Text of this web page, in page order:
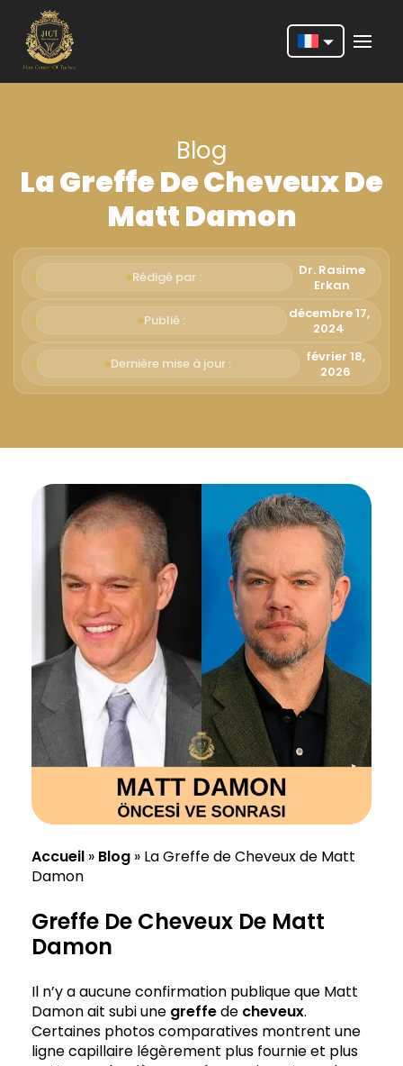
Deutsch
Português
Español
Türkçe
Italiano
Română
Svenska
Blog
La Greffe De Cheveux De
Matt Damon
Rédigé par :
Dr. Rasime
Erkan
Publié :
décembre 17,
2024
Dernière mise à jour :
février 18,
2026
Accueil » Blog » La Greffe de Cheveux de Matt
Damon
Greffe De Cheveux De Matt
Damon
Il n’y a aucune confirmation publique que Matt
Damon ait subi une greffede cheveux.
Certaines photos comparatives montrent une
ligne capillaire légèrement plus fournie et plus